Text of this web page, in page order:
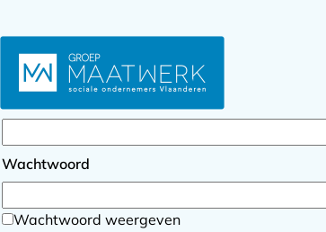
Inloggen
Wachtwoord
Wachtwoord weergeven